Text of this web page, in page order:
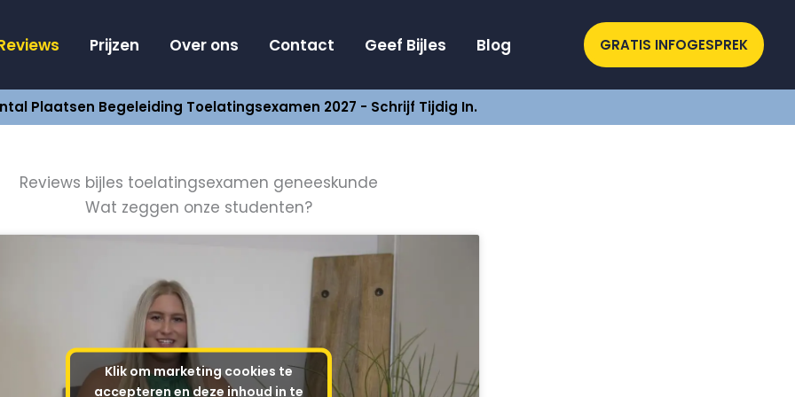
Prijzen Over ons Contact Geef Bijles Blog GRATIS INFOGESPREK
Plaatsen Begeleiding Toelatingsexamen 2027 - Schrijf Tijdig In.
Reviews bijles toelatingsexamen geneeskunde
Wat zeggen onze studenten?
Klik om marketing cookies te
accepteren en deze inhoud in te